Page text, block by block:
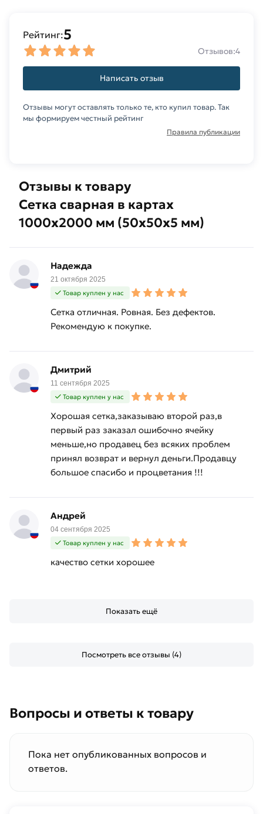
Отзывы к товару
Сетка сварная в картах
1000х2000 мм (50х50х5 мм)
Надежда
21 октября 2025
Товар куплен у нас
Сетка отличная. Ровная. Без дефектов.
Рекомендую к покупке.
Дмитрий
11 сентября 2025
Товар куплен у нас
Хорошая сетка,заказываю второй раз,в
первый раз заказал ошибочно ячейку
меньше,но продавец без всяких проблем
принял возврат и вернул деньги.Продавцу
большое спасибо и процветания !!!
Андрей
04 сентября 2025
Товар куплен у нас
качество сетки хорошее
Показать ещё
Посмотреть все отзывы (4)
Рейтинг:5
Отзывов:4
Написать отзыв
Отзывы могут оставлять только те, кто купил товар. Так
мы формируем честный рейтинг
Правила публикации
Вопросы и ответы к товару
Пока нет опубликованных вопросов и
ответов.